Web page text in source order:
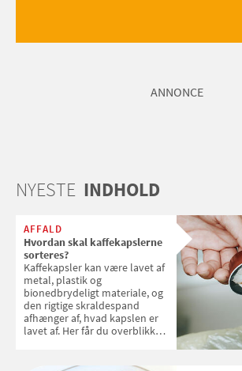
ANNONCE
NYESTE INDHOLD
AFFALD
Hvordan skal kaffekapslerne
sorteres?
Kaffekapsler kan være lavet af
metal, plastik og
bionedbrydeligt materiale, og
den rigtige skraldespand
afhænger af, hvad kapslen er
lavet af. Her får du overblikket